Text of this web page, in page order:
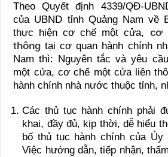
Theo Quyết định 4339/QĐ-
của UBND tỉnh Quảng Nam về
thực hiện cơ chế một cửa, cơ
thông tại cơ quan hành chính
Nam thì: Nguyên tắc và yêu
một cửa, cơ chế một cửa liên
hành chính nhà nước thuộc tỉnh,
Các thủ tục hành chính phải
khai, đầy đủ, kịp thời, dễ hiểu
bố thủ tục hành chính của Ủy
Việc hướng dẫn, tiếp nhận,